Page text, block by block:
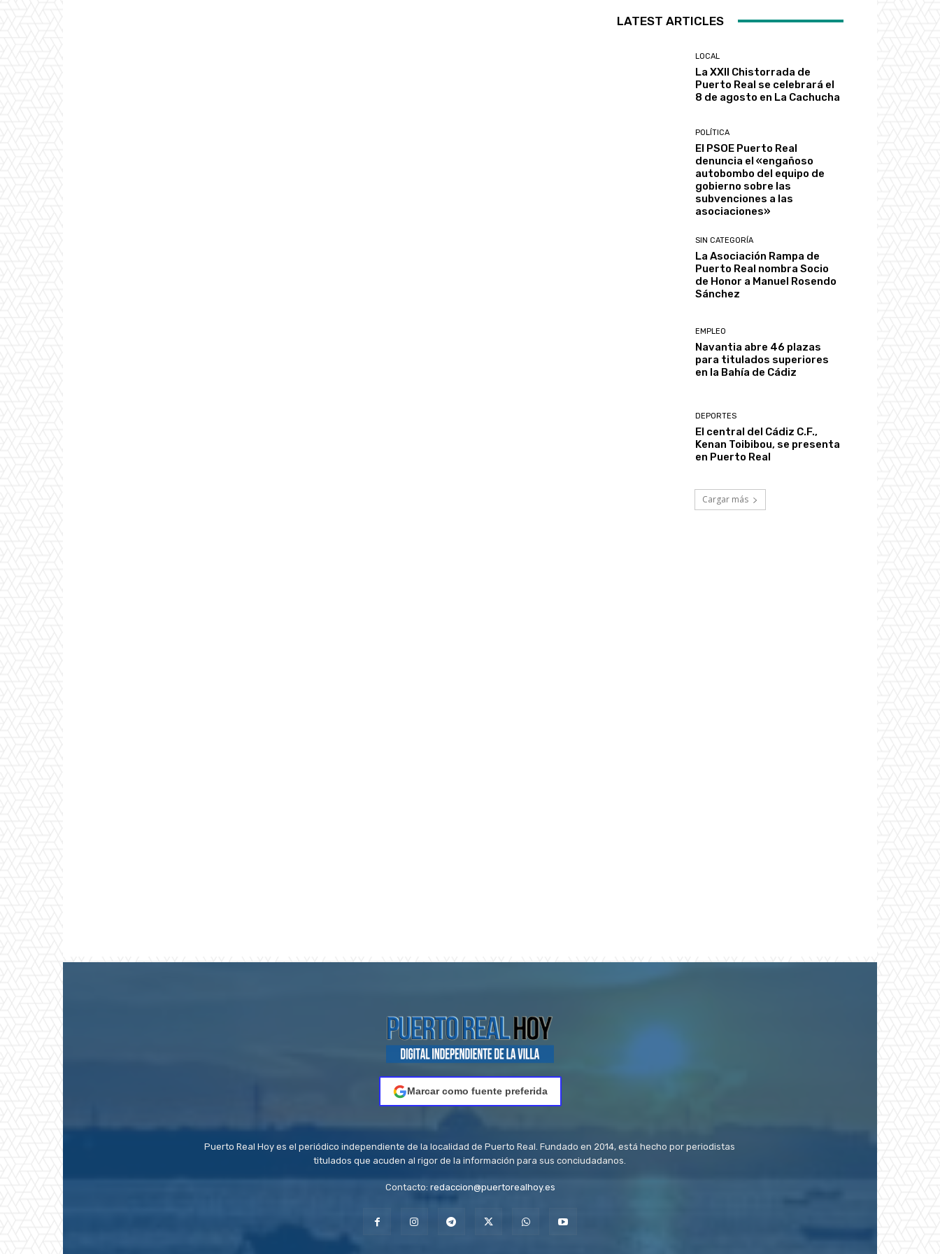
LATEST ARTICLES
LOCAL
La XXII Chistorrada de
Puerto Real se celebrará el
8 de agosto en La Cachucha
POLÍTICA
El PSOE Puerto Real
denuncia el «engañoso
autobombo del equipo de
gobierno sobre las
subvenciones a las
asociaciones»
SIN CATEGORÍA
La Asociación Rampa de
Puerto Real nombra Socio
de Honor a Manuel Rosendo
Sánchez
EMPLEO
Navantia abre 46 plazas
para titulados superiores
en la Bahía de Cádiz
DEPORTES
El central del Cádiz C.F.,
Kenan Toibibou, se presenta
en Puerto Real
Cargar más
Marcar como fuente preferida
Puerto Real Hoy es el periódico independiente de la localidad de Puerto Real. Fundado en 2014, está hecho por periodistas
titulados que acuden al rigor de la información para sus conciudadanos.
Contacto: redaccion@puertorealhoy.es